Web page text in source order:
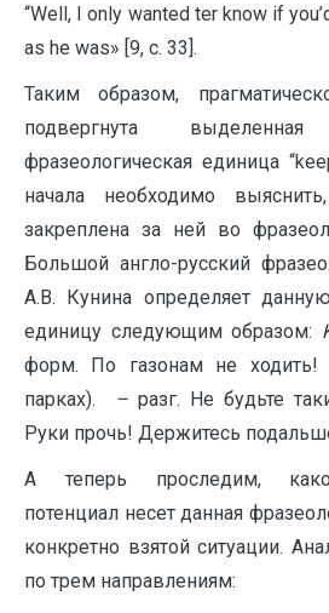
“Well, I only wanted ter know if
as he was» [9, c. 33].
Таким образом,
подвергнута
фразеологическая единица
начала необходимо
закреплена за ней во
Большой англо-русский
А.В. Кунина определяет
единицу следующим образом:
форм. По газонам не ходить!
парках).
– разг. Не будьте
Руки прочь! Держитесь
А теперь проследим,
потенциал несет данная
конкретно взятой ситуации.
по трем направлениям: